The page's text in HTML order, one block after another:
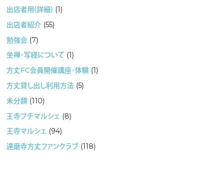
出店者用（詳細） (1)
出店者紹介 (55)
勉強会 (7)
坐禅・写経について (1)
方丈FC会員開催講座・体験 (1)
方丈貸し出し利用方法 (5)
未分類 (110)
王寺プチマルシェ (8)
王寺マルシェ (94)
達磨寺方丈ファンクラブ (118)